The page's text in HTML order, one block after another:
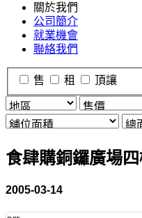
關於我們
公司簡介
就業機會
聯絡我們
售 租 頂讓
食肆購銅鑼廣場
2005-03-14